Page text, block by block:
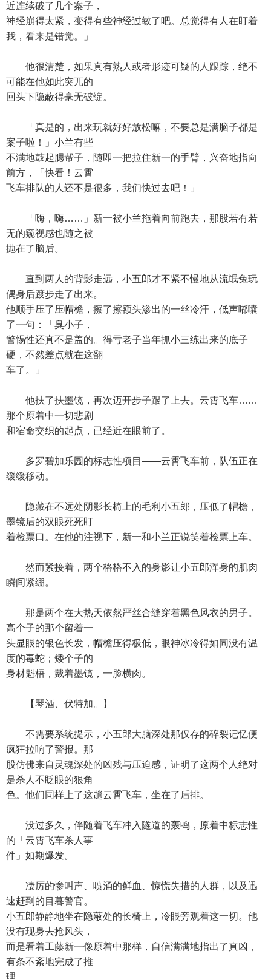
近连续破了几个案子，
神经崩得太紧，变得有些神经过敏了吧。总觉得有人在盯着
我，看来是错觉。」
他很清楚，如果真有熟人或者形迹可疑的人跟踪，绝不
可能在他如此突兀的
回头下隐蔽得毫无破绽。
「真是的，出来玩就好好放松嘛，不要总是满脑子都是
案子啦！」小兰有些
不满地鼓起腮帮子，随即一把拉住新一的手臂，兴奋地指向
前方，「快看！云霄
飞车排队的人还不是很多，我们快过去吧！」
「嗨，嗨……」新一被小兰拖着向前跑去，那股若有若
无的窥视感也随之被
抛在了脑后。
直到两人的背影走远，小五郎才不紧不慢地从流氓兔玩
偶身后踱步走了出来。
他顺手压了压帽檐，擦了擦额头渗出的一丝冷汗，低声嘟囔
了一句：「臭小子，
警惕性还真不是盖的。得亏老子当年抓小三练出来的底子
硬，不然差点就在这翻
车了。」
他扶了扶墨镜，再次迈开步子跟了上去。云霄飞车……
那个原着中一切悲剧
和宿命交织的起点，已经近在眼前了。
多罗碧加乐园的标志性项目——云霄飞车前，队伍正在
缓缓移动。
隐藏在不远处阴影长椅上的毛利小五郎，压低了帽檐，
墨镜后的双眼死死盯
着检票口。在他的注视下，新一和小兰正说笑着检票上车。
然而紧接着，两个格格不入的身影让小五郎浑身的肌肉
瞬间紧绷。
那是两个在大热天依然严丝合缝穿着黑色风衣的男子。
高个子的那个留着一
头显眼的银色长发，帽檐压得极低，眼神冰冷得如同没有温
度的毒蛇；矮个子的
身材魁梧，戴着墨镜，一脸横肉。
【琴酒、伏特加。】
不需要系统提示，小五郎大脑深处那仅存的碎裂记忆便
疯狂拉响了警报。那
股仿佛来自灵魂深处的凶残与压迫感，证明了这两个人绝对
是杀人不眨眼的狠角
色。他们同样上了这趟云霄飞车，坐在了后排。
没过多久，伴随着飞车冲入隧道的轰鸣，原着中标志性
的「云霄飞车杀人事
件」如期爆发。
凄厉的惨叫声、喷涌的鲜血、惊慌失措的人群，以及迅
速赶到的目暮警官。
小五郎静静地坐在隐蔽处的长椅上，冷眼旁观着这一切。他
没有现身去抢风头，
而是看着工藤新一像原着中那样，自信满满地指出了真凶，
有条不紊地完成了推
理。